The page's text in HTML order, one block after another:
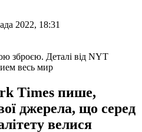
2022, 18:31
весь мир
Times пише,
джерела, що серед
велися